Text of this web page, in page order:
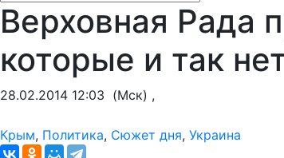
Верховная Рада
которые и так
28.02.2014 12:03 (Мск) ,
Крым, Политика, Сюжет дня, Украина